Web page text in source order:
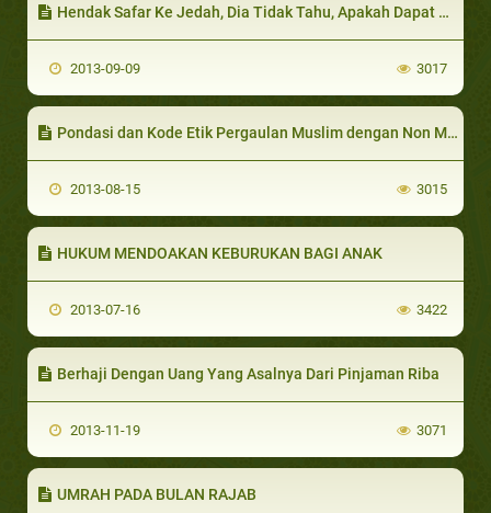
Hendak Safar Ke Jedah, Dia Tidak Tahu, Apakah Dapat Menunaikan Haji Atau Tidak?
2013-09-09 3017
Pondasi dan Kode Etik Pergaulan Muslim dengan Non Muslim
2013-08-15 3015
HUKUM MENDOAKAN KEBURUKAN BAGI ANAK
2013-07-16 3422
Berhaji Dengan Uang Yang Asalnya Dari Pinjaman Riba
2013-11-19 3071
UMRAH PADA BULAN RAJAB